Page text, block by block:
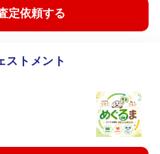
定依頼する
トメント